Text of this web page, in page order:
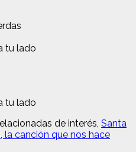
tu lado
tu lado
de interés, Santa
la canción que nos hace